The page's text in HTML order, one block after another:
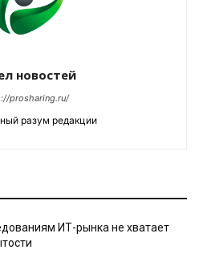
новостей
prosharing.ru/
разум редакции
ИТ-рынка не хватает